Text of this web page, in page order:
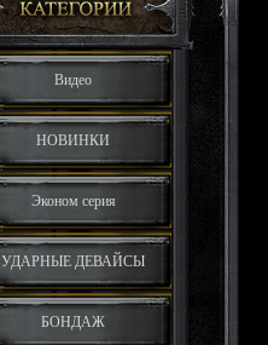
Видео
НОВИНКИ
Эконом серия
УДАРНЫЕ ДЕВАЙСЫ
БОНДАЖ